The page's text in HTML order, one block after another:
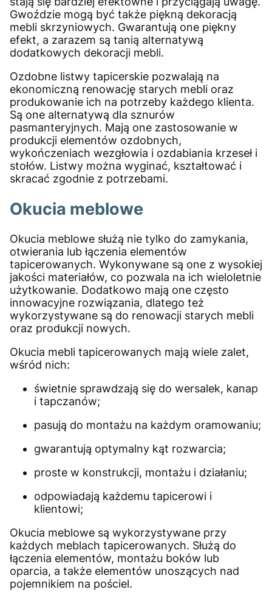
Gwoździe mogą być także piękną dekoracją
mebli skrzyniowych. Gwarantują one piękny
efekt, a zarazem są tanią alternatywą
dodatkowych dekoracji mebli.
Ozdobne listwy tapicerskie pozwalają na
ekonomiczną renowację starych mebli oraz
produkowanie ich na potrzeby każdego klienta.
Są one alternatywą dla sznurów
pasmanteryjnych. Mają one zastosowanie w
produkcji elementów ozdobnych,
wykończeniach wezgłowia i ozdabiania krzeseł i
stołów. Listwy można wyginać, kształtować i
skracać zgodnie z potrzebami.
Okucia meblowe
Okucia meblowe służą nie tylko do zamykania,
otwierania lub łączenia elementów
tapicerowanych. Wykonywane są one z wysokiej
jakości materiałów, co pozwala na ich wieloletnie
użytkowanie. Dodatkowo mają one często
innowacyjne rozwiązania, dlatego też
wykorzystywane są do renowacji starych mebli
oraz produkcji nowych.
Okucia mebli tapicerowanych mają wiele zalet,
wśród nich:
świetnie sprawdzają się do wersalek, kanap
i tapczanów;
pasują do montażu na każdym oramowaniu;
gwarantują optymalny kąt rozwarcia;
proste w konstrukcji, montażu i działaniu;
odpowiadają każdemu tapicerowi i
klientowi;
Okucia meblowe są wykorzystywane przy
każdych meblach tapicerowanych. Służą do
łączenia elementów, montażu boków lub
oparcia, a także elementów unoszących nad
pojemnikiem na pościel.